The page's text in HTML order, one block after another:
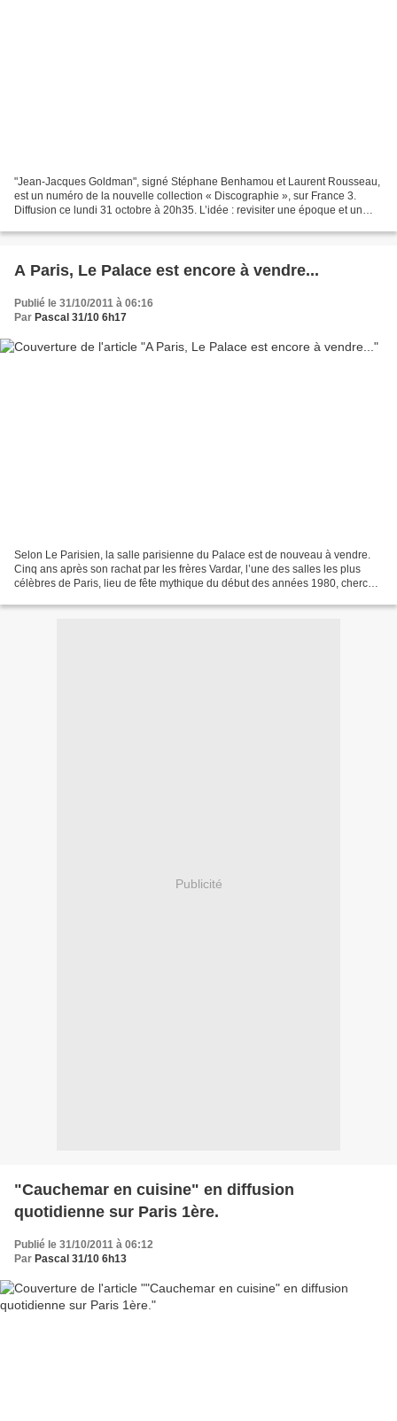
"Jean-Jacques Goldman", signé Stéphane Benhamou et Laurent Rousseau,
est un numéro de la nouvelle collection « Discographie », sur France 3.
Diffusion ce lundi 31 octobre à 20h35. L’idée : revisiter une époque et un
A Paris, Le Palace est encore à vendre...
Publié le 31/10/2011 à 06:16
Par Pascal 31/10 6h17
Selon Le Parisien, la salle parisienne du Palace est de nouveau à vendre.
Cinq ans après son rachat par les frères Vardar, l’une des salles les plus
célèbres de Paris, lieu de fête mythique du début des années 1980, cherche
Publicité
"Cauchemar en cuisine" en diffusion
quotidienne sur Paris 1ère.
Publié le 31/10/2011 à 06:12
Par Pascal 31/10 6h13